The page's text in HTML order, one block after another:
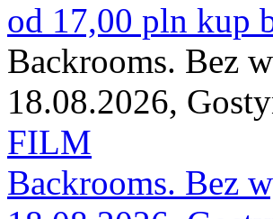
od 17,00 pln kup
Backrooms. Bez
18.08.2026,
FILM
Backrooms. Bez